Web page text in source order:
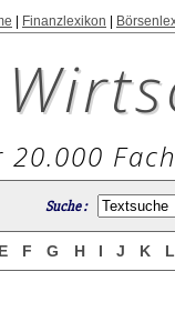
Finanzlexikon
20.000
Suche :
E F G H I J K